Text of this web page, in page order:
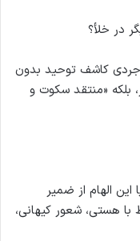
در خلأ؟
کاشف توحید بدون
بلکه «منتقد سکوت و
این الهام از ضمیر
با هستی، شعور کیهانی،